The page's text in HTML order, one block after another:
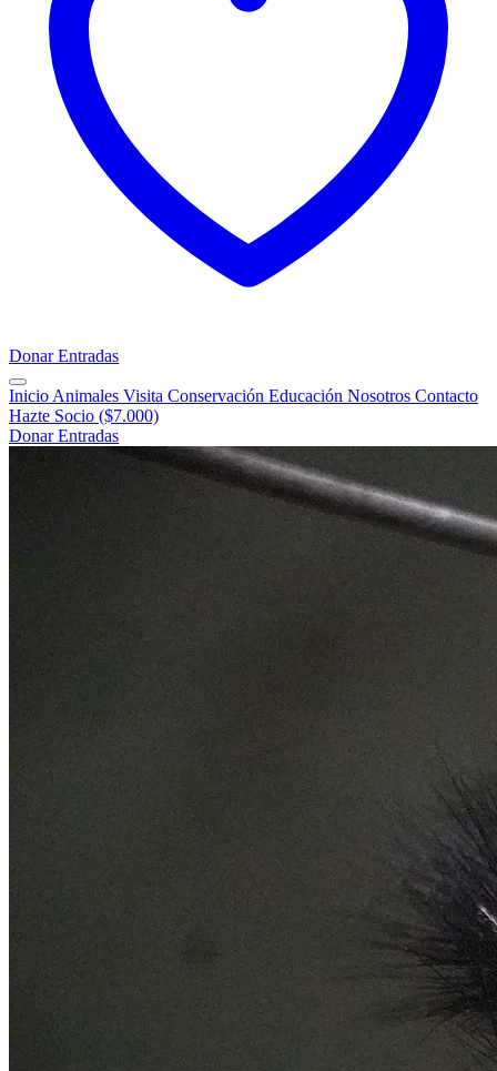
DonarEntradas
Inicio Animales Visita Conservación Educación Nosotros Contacto
Hazte Socio ($7.000)
DonarEntradas